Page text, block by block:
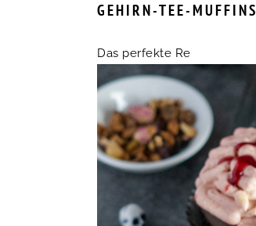
GEHIRN-TEE-MUFFINS
Das perfekte Re